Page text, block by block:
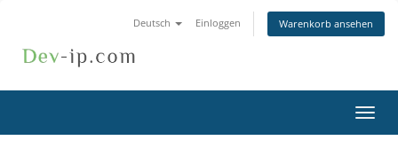
Deutsch Einloggen Warenkorb ansehen
ein-/